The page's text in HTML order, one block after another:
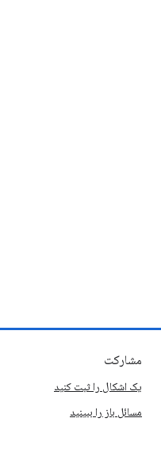
مشارکت
یک اشکال را ثبت کنید
مسائل باز را ببینید